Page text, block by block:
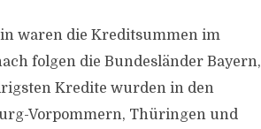
waren die Kreditsummen im
folgen die Bundesländer Bayern,
Kredite wurden in den
Vorpommern, Thüringen und